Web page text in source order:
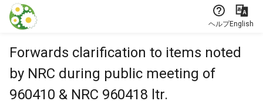
本文に飛ぶ
ヘルプEnglish
Forwards clarification to items noted
by NRC during public meeting of
960410 & NRC 960418 ltr.